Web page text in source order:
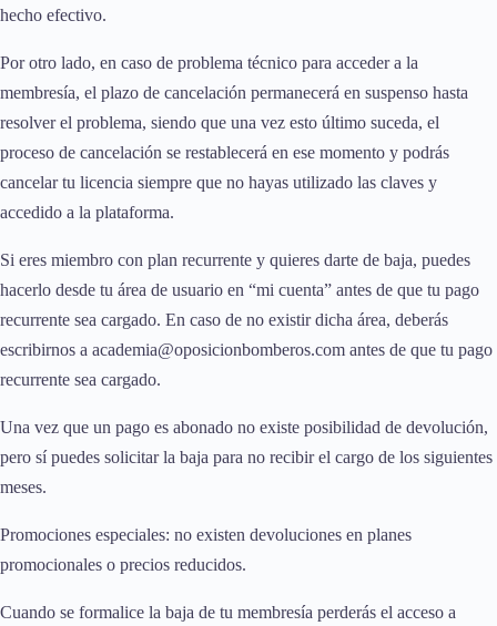
hecho efectivo.
Por otro lado, en caso de problema técnico para acceder a la
membresía, el plazo de cancelación permanecerá en suspenso hasta
resolver el problema, siendo que una vez esto último suceda, el
proceso de cancelación se restablecerá en ese momento y podrás
cancelar tu licencia siempre que no hayas utilizado las claves y
accedido a la plataforma.
Si eres miembro con plan recurrente y quieres darte de baja, puedes
hacerlo desde tu área de usuario en “mi cuenta” antes de que tu pago
recurrente sea cargado. En caso de no existir dicha área, deberás
escribirnos a academia@oposicionbomberos.com antes de que tu pago
recurrente sea cargado.
Una vez que un pago es abonado no existe posibilidad de devolución,
pero sí puedes solicitar la baja para no recibir el cargo de los siguientes
meses.
Promociones especiales: no existen devoluciones en planes
promocionales o precios reducidos.
Cuando se formalice la baja de tu membresía perderás el acceso a